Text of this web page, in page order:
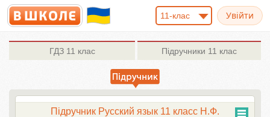
11-клас
ГДЗ11 клас Підручники 11 клас
Підручник Русский язык 11 класс Н.Ф.